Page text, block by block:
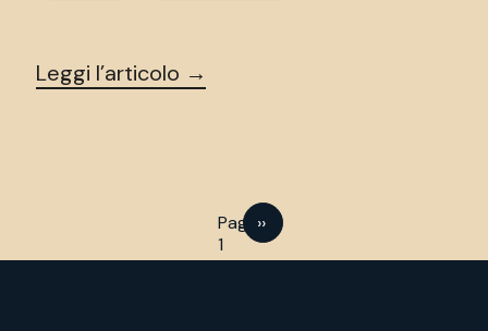
Leggi l’articolo →
Pagina
1
Pagina successiva
››